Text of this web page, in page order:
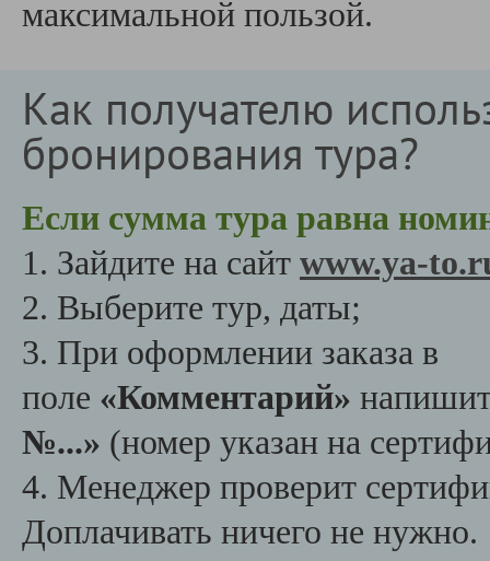
максимальной пользой.
Как получателю
бронирования тура?
Если сумма тура равна
1. Зайдите на сайт www.ya-
2. Выберите тур, даты;
3. При оформлении заказа в
поле «Комментарий»
№...» (номер указан на
4. Менеджер проверит
Доплачивать ничего не нужно.